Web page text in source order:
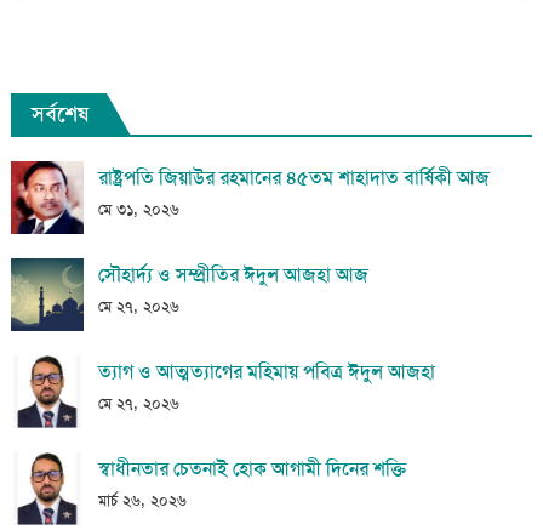
সর্বশেষ
রাষ্ট্রপতি জিয়াউর রহমানের ৪৫তম শাহাদাত বার্ষিকী আজ
মে ৩১, ২০২৬
সৌহার্দ্য ও সম্প্রীতির ঈদুল আজহা আজ
মে ২৭, ২০২৬
ত্যাগ ও আত্মত্যাগের মহিমায় পবিত্র ঈদুল আজহা
মে ২৭, ২০২৬
স্বাধীনতার চেতনাই হোক আগামী দিনের শক্তি
মার্চ ২৬, ২০২৬